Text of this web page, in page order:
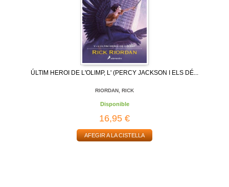
ÚLTIM HEROI DE L'OLIMP, L' (PERCY JACKSON I ELS DÉ...
RIORDAN, RICK
Disponible
16,95 €
AFEGIR A LA CISTELLA